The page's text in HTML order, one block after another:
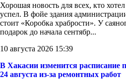
Хорошая новость для всех, кто
успел. В фойе здания
стоит «Коробка храбрости». У
подарок до начала сентябр...
10 августа 2026 15:39
В Хакасии изменится расписание
24 августа из-за ремонтных работ